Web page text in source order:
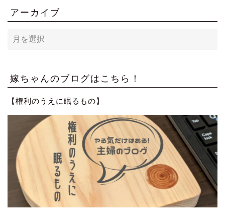
アーカイブ
ア
ー
ブ
嫁ちゃんのブログはこちら！
【権利のうえに眠るもの】